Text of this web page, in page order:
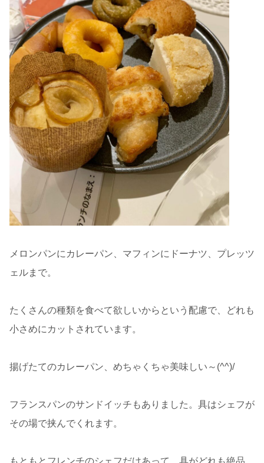
メロンパンにカレーパン、マフィンにドーナツ、プレッツ
ェルまで。
たくさんの種類を食べて欲しいからという配慮で、どれも
小さめにカットされています。
揚げたてのカレーパン、めちゃくちゃ美味しい～(^^)/
フランスパンのサンドイッチもありました。具はシェフが
その場で挟んでくれます。
もともとフレンチのシェフだけあって、具がどれも絶品。